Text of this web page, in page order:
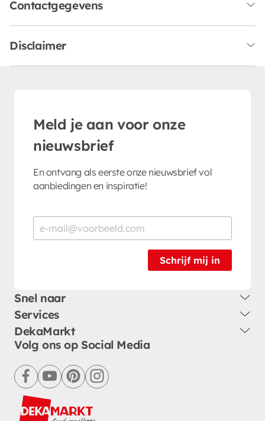
Contactgegevens
Disclaimer
Meld je aan voor onze
nieuwsbrief
En ontvang als eerste onze nieuwsbrief vol
aanbiedingen en inspiratie!
Schrijf mij in
Snel naar
Services
DekaMarkt
Volg ons op Social Media
facebookyoutubepinterestinstagram